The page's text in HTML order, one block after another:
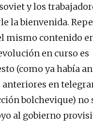
y los
la bienvenida.
mismo contenido
en curso es
(como ya había
anteriores en
bolchevique) no
al gobierno